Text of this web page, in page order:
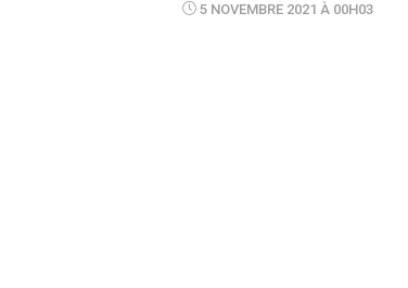
5 NOVEMBRE 2021 À 00H03